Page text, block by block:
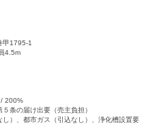
甲1795-1
4.5m
200%
条の届け出要（売主負担）
）、都市ガス（引込なし）、浄化槽設置要